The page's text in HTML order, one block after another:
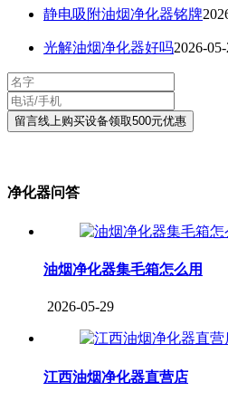
静电吸附油烟净化器铭牌
光解油烟净化器好吗2026-
净化器问答
油烟净化器集毛箱怎么用
2026-05-29
江西油烟净化器直营店